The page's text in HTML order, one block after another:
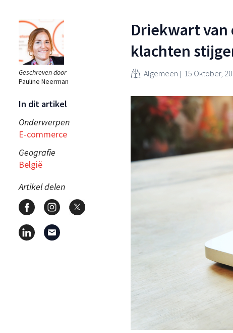
Geschreven door
Pauline Neerman
In dit artikel
Onderwerpen
E-commerce
Geografie
België
Artikel delen
Driekwart van
klachten
Algemeen 15 Oktober,